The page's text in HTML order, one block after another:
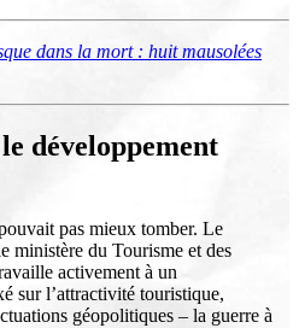
dans la mort : huit mausolées
développement
pas mieux tomber. Le
ministère du Tourisme et des
activement à un
sur l’attractivité touristique,
géopolitiques – la guerre à